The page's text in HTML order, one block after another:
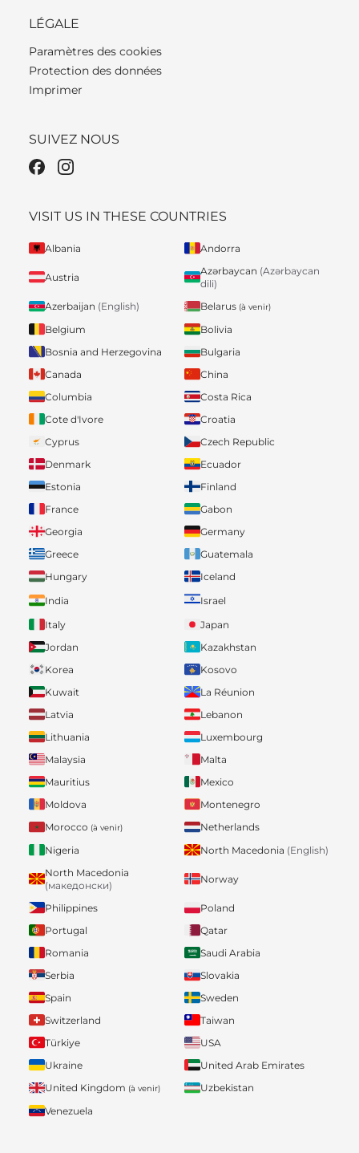
LÉGALE
Paramètres des cookies
Protection des données
Imprimer
SUIVEZ NOUS
VISIT US IN THESE COUNTRIES
Albania Andorra
Austria
Azərbaycan (Azərbaycan
dili)
Azerbaijan (English) Belarus (à venir)
Belgium
Bolivia
Bosnia and Herzegovina
Bulgaria
Canada
China
Columbia
Costa Rica
Cote d'Ivore
Croatia
Cyprus
Czech Republic
Denmark
Ecuador
Estonia
Finland
France
Gabon
Georgia
Germany
Greece
Guatemala
Hungary
Iceland
India
Israel
Italy
Japan
Jordan
Kazakhstan
Korea
Kosovo
Kuwait
La Réunion
Latvia
Lebanon
Lithuania
Luxembourg
Malaysia
Malta
Mauritius
Mexico
Moldova
Montenegro
Morocco (à venir)
Netherlands
Nigeria
North Macedonia (English)
North Macedonia
(македонски)
Norway
Philippines
Poland
Portugal
Qatar
Romania
Saudi Arabia
Serbia
Slovakia
Spain
Sweden
Switzerland
Taiwan
Türkiye
USA
Ukraine
United Arab Emirates
United Kingdom (à venir)
Uzbekistan
Venezuela